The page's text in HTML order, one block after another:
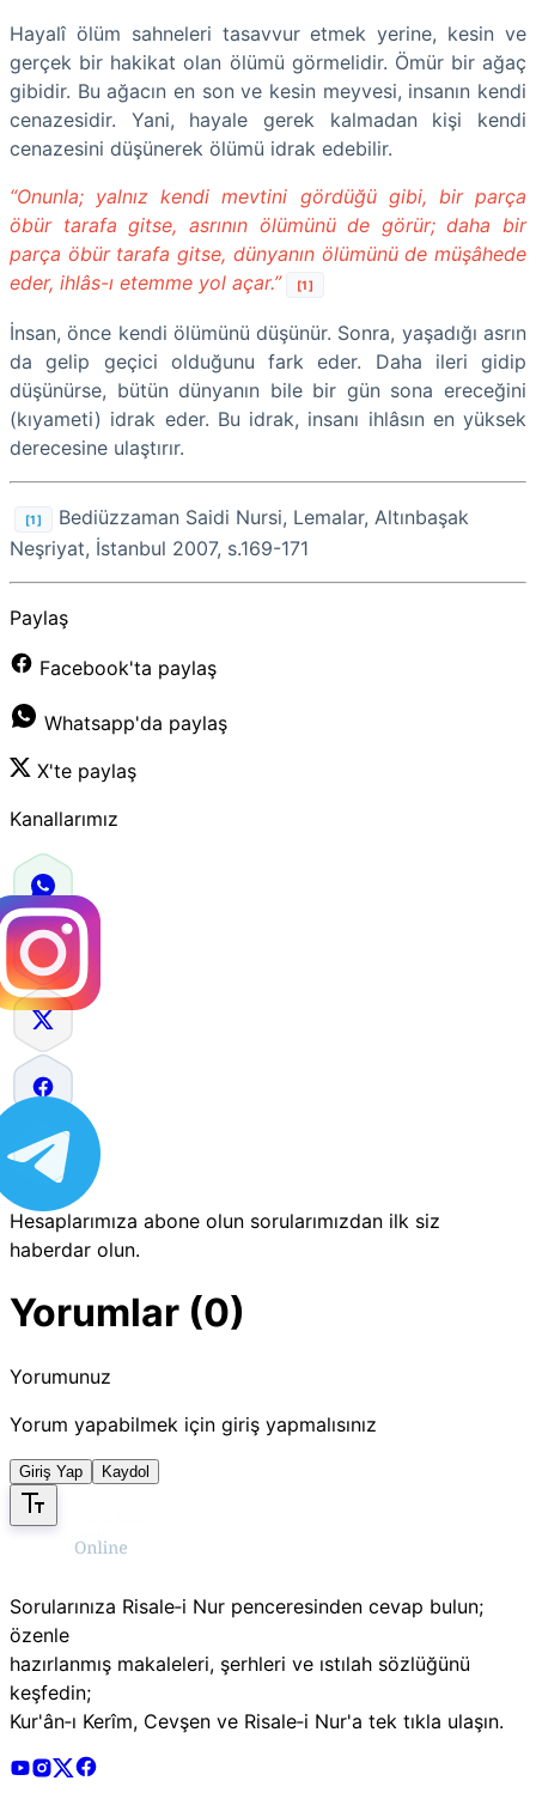
Hayalî ölüm sahneleri tasavvur etmek yerine, kesin ve
gerçek bir hakikat olan ölümü görmelidir. Ömür bir ağaç
gibidir. Bu ağacın en son ve kesin meyvesi, insanın kendi
cenazesidir. Yani, hayale gerek kalmadan kişi kendi
cenazesini düşünerek ölümü idrak edebilir.
“Onunla; yalnız kendi mevtini gördüğü gibi, bir parça
öbür tarafa gitse, asrının ölümünü de görür; daha bir
parça öbür tarafa gitse, dünyanın ölümünü de müşâhede
eder, ihlâs-ı etemme yol açar.”
[1]
İnsan, önce kendi ölümünü düşünür. Sonra, yaşadığı asrın
da gelip geçici olduğunu fark eder. Daha ileri gidip
düşünürse, bütün dünyanın bile bir gün sona ereceğini
(kıyameti) idrak eder. Bu idrak, insanı ihlâsın en yüksek
derecesine ulaştırır.
[1]
Bediüzzaman Saidi Nursi, Lemalar, Altınbaşak
Neşriyat, İstanbul 2007, s.169-171
Paylaş
Facebook'ta paylaş
Whatsapp'da paylaş
X'te paylaş
Kanallarımız
Hesaplarımıza abone olun sorularımızdan ilk siz
haberdar olun.
Yorumlar (0)
Yorumunuz
Yorum yapabilmek için giriş yapmalısınız
Giriş Yap Kaydol
Sorularınıza Risale‑i Nur penceresinden cevap bulun;
özenle
hazırlanmış makaleleri, şerhleri ve ıstılah sözlüğünü
keşfedin;
Kur'ân‑ı Kerîm, Cevşen ve Risale‑i Nur'a tek tıkla ulaşın.
Risale Online Youtube Hesabı
Risale Online Instagram Hesabı
Risale Online X Hesabı